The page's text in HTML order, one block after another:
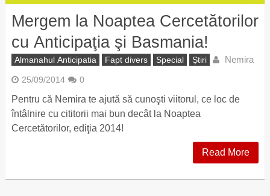
Mergem la Noaptea Cercetătorilor
cu Anticipaţia şi Basmania!
Almanahul Anticipatia Fapt divers Special Știri Nemira
25/09/2014 0
Pentru că Nemira te ajută să cunoşti viitorul, ce loc de
întâlnire cu cititorii mai bun decât la Noaptea
Cercetătorilor, ediţia 2014!
Read More